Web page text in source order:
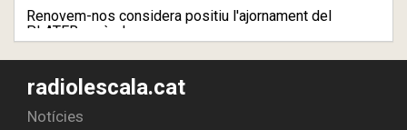
Renovem-nos considera positiu l'ajornament del
PLATER però ale ...
radiolescala.cat
Notícies